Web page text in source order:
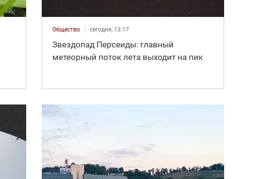
Общество сегодня, 13:17
Звездопад Персеиды: главный
метеорный поток лета выходит на пик